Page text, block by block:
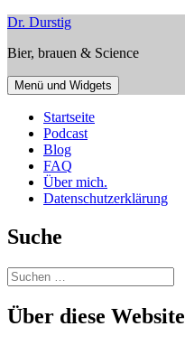
Zum
springen
Dr. Durstig
Bier, brauen & Science
Menü und Widgets
Startseite
Podcast
Blog
FAQ
Über mich.
Datenschutzerklärung
Suche
Suchen
nach:
Über diese Website